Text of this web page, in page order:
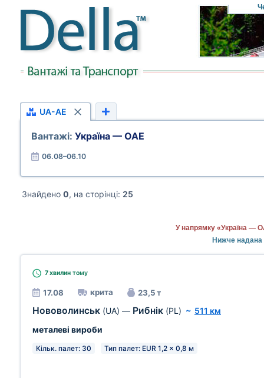
UA-AE
Вантажі: Україна — ОАЕ
06.08–06.10
Знайдено 0, на сторінці: 25
У напрямку «Україна —
Нижче надана
7 хвилин тому
17.08 крита 23,5 т
Нововолинськ (UA) — Рибнік (PL) ~ 511 км
металеві вироби
Кільк. палет: 30 Тип палет: EUR 1,2 x 0,8 м